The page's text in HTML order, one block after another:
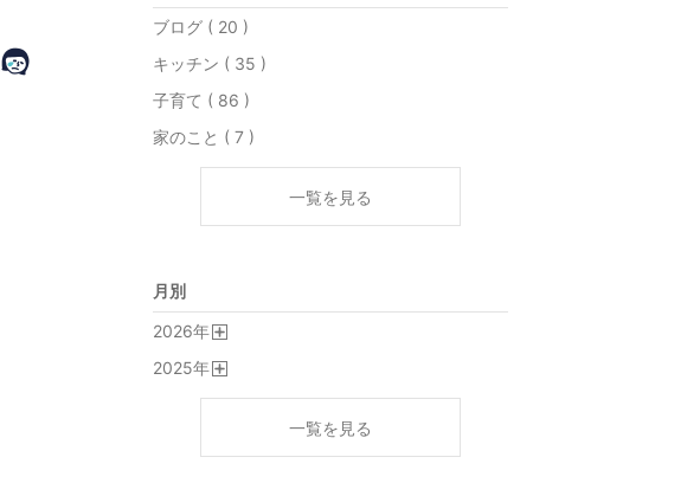
ブログ ( 20 )
キッチン ( 35 )
子育て ( 86 )
家のこと ( 7 )
一覧を見る
月別
2026年
2025年
一覧を見る